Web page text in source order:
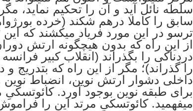
سلطه نائل آيد و آن را تحکيم نمايد،
سابق را کاملا درهم شکند (خرده
ترسو در اين مورد فرياد ميکشند که
از اين راه که بدون هيچگونه ارتش
دردناکى را بگذراند (انقلاب کبير
را گذراند)؛ مگر از اين راه که بتدريج
داخلى دشوار ارتش نوين، انضباط
براى طبقه نوين بوجود آورد. کائوتسکىِ
ميفهميد. کائوتسکىِ مرتد اين را